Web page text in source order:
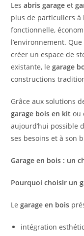
Lesabris garage et
plus de particuliers à
fonctionnelle,
l’environnement.
créer un espace de
existante, legarage
constructions
Grâce aux solutions
garage bois en kit ou
aujourd’hui possible
ses besoins et à son
Garage en bois : un
Pourquoi choisir un
Legarage en bois
intégration